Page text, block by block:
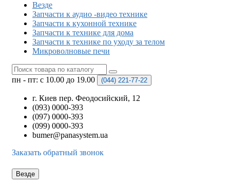
Везде
Запчасти к аудио -видео технике
Запчасти к кухонной технике
Запчасти к технике для дома
Запчасти к технике по уходу за телом
Микроволновые печи
пн - пт: с 10.00 до 19.00 (044) 221-77-22
г. Киев пер. Феодосийский, 12
(093) 0000-393
(097) 0000-393
(099) 0000-393
bumer@panasystem.ua
Заказать обратный звонок
Везде